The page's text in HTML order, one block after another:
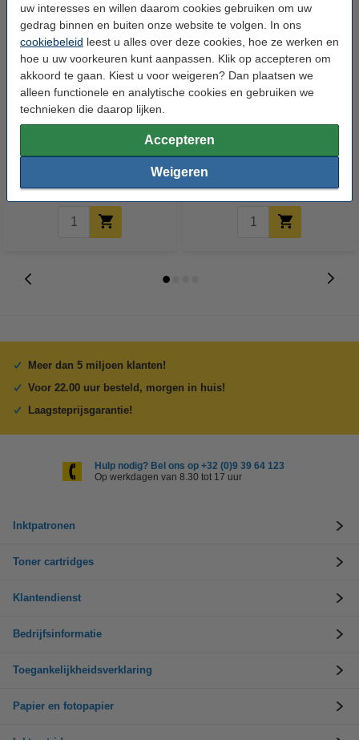
uw interesses en willen daarom cookies gebruiken om uw
gedrag binnen en buiten onze website te volgen. In ons
cookiebeleid leest u alles over deze cookies, hoe ze werken en
hoe u uw voorkeuren kunt aanpassen. Klik op accepteren om
akkoord te gaan. Kiest u voor weigeren? Dan plaatsen we
alleen functionele en analytische cookies en gebruiken we
technieken die daarop lijken.
Accepteren
Weigeren
123inkt kopieerpapier 1 pak van
van 2500 vellen A4 - 80 g/m²
Meer dan 5 miljoen klanten!
Voor 22.00 uur besteld, morgen in huis!
Laagsteprijsgarantie!
Hulp nodig? Bel ons op +32 (0)9 39 64 123
Op werkdagen van 8.30 tot 17 uur
Inktpatronen
Toner cartridges
Klantendienst
Bedrijfsinformatie
Toegankelijkheidsverklaring
Papier en fotopapier